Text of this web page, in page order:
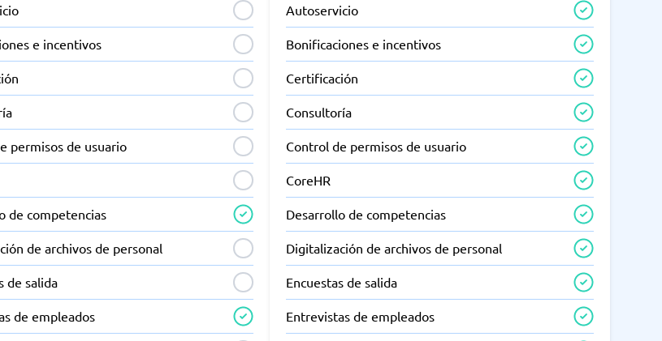
e incentivos
permisos de usuario
de competencias
de archivos de personal
de salida
de empleados
Autoservicio
Bonificaciones e incentivos
Certificación
Consultoría
Control de permisos de usuario
CoreHR
Desarrollo de competencias
Digitalización de archivos de personal
Encuestas de salida
Entrevistas de empleados